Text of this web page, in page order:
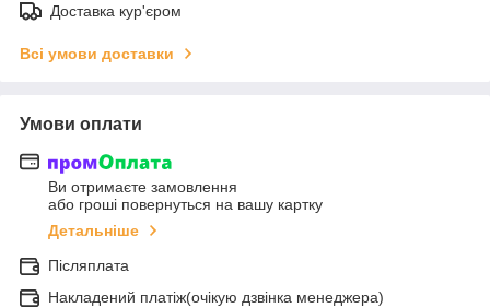
Доставка кур'єром
Всі умови доставки
Умови оплати
Ви отримаєте замовлення
або гроші повернуться на вашу картку
Детальніше
Післяплата
Накладений платіж(очікую дзвінка менеджера)